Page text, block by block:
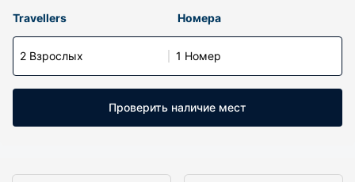
Travellers Номера
2 Взрослых 1 Номер
Проверить наличие мест